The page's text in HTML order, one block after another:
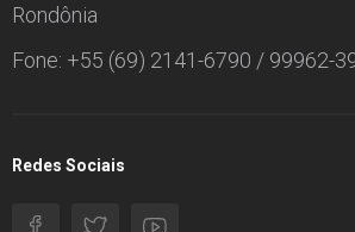
Rondônia
Fone: +55 (69) 2141-6790 / 99962-
Redes Sociais